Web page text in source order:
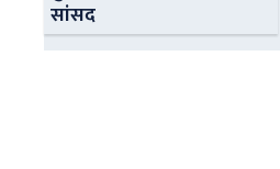
सांसद